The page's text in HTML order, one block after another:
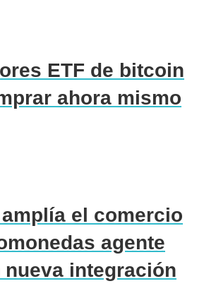
ETF de bitcoin
ahora mismo
el comercio
agente
nueva integración